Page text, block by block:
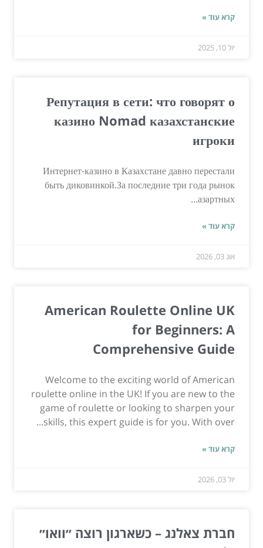
קרא עוד »
יול 10, 2025
Репутация в сети: что говорят о
казино Nomad казахстанские
игроки
Интернет-казино в Казахстане давно перестали
быть диковинкой.За последние три года рынок
азартных...
קרא עוד »
אוג 03, 2026
American Roulette Online UK
for Beginners: A
Comprehensive Guide
Welcome to the exciting world of American
roulette online in the UK! If you are new to the
game of roulette or looking to sharpen your
skills, this expert guide is for you. With over...
קרא עוד »
יול 03, 2026
חברת צאלנג – כשארגון רוצה ״וואו״